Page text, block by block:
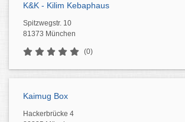
K&K - Kilim Kebaphaus
Spitzwegstr. 10
81373 München
(0)
Kaimug Box
Hackerbrücke 4